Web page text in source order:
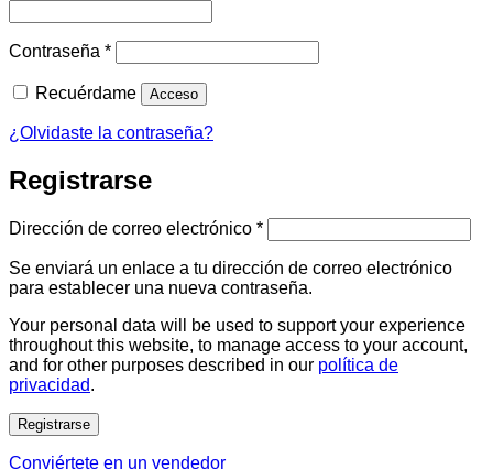
Contraseña *Obligatorio
Recuérdame Acceso
¿Olvidaste la contraseña?
Registrarse
Dirección de correo electrónico *Obligatorio
Se enviará un enlace a tu dirección de correo electrónico
para establecer una nueva contraseña.
Your personal data will be used to support your experience
throughout this website, to manage access to your account,
and for other purposes described in our política de
privacidad.
Registrarse
Conviértete en un vendedor